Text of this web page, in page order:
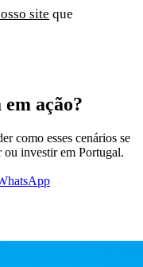
site que
ação?
como esses cenários se
ou investir em Portugal.